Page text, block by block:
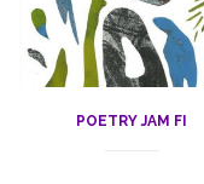
POETRY JAM FI